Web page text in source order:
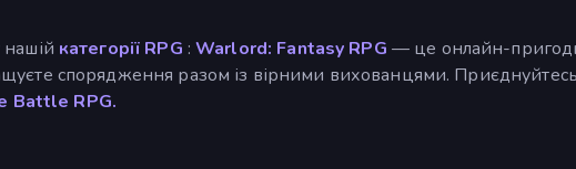
категорії RPG :Warlord: Fantasy RPG — це онлайн-
спорядження разом із вірними вихованцями. Приєднуйтесь
Battle RPG.